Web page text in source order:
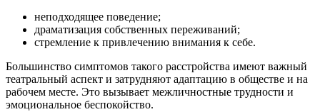
неподходящее поведение;
драматизация собственных переживаний;
стремление к привлечению внимания к себе.
Большинство симптомов такого расстройства имеют важный
театральный аспект и затрудняют адаптацию в обществе и на
рабочем месте. Это вызывает межличностные трудности и
эмоциональное беспокойство.